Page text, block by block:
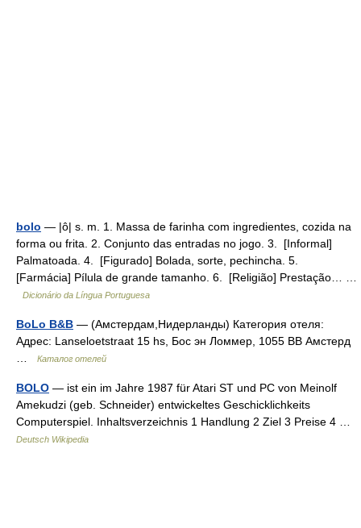
bolo — |ô| s. m. 1. Massa de farinha com ingredientes, cozida na
forma ou frita. 2. Conjunto das entradas no jogo. 3. [Informal]
Palmatoada. 4. [Figurado] Bolada, sorte, pechincha. 5.
[Farmácia] Pílula de grande tamanho. 6. [Religião] Prestação… …
Dicionário da Língua Portuguesa
BoLo B&B — (Амстердам,Нидерланды) Категория отеля:
Адрес: Lanseloetstraat 15 hs, Бос эн Ломмер, 1055 BB Амстерд
…
Каталог отелей
BOLO — ist ein im Jahre 1987 für Atari ST und PC von Meinolf
Amekudzi (geb. Schneider) entwickeltes Geschicklichkeits
Computerspiel. Inhaltsverzeichnis 1 Handlung 2 Ziel 3 Preise 4 …
Deutsch Wikipedia